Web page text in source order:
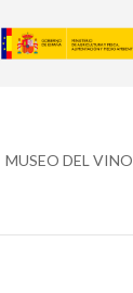
MUSEO DEL VINO